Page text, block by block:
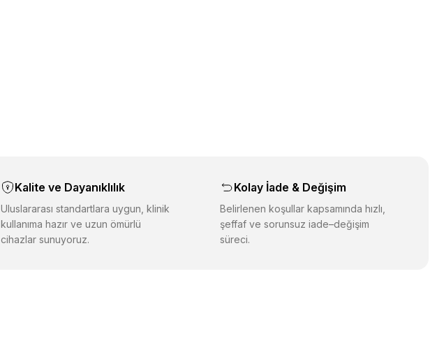
Kalite ve Dayanıklılık
Uluslararası standartlara uygun, klinik
kullanıma hazır ve uzun ömürlü
cihazlar sunuyoruz.
Kolay İade & Değişim
Belirlenen koşullar kapsamında hızlı,
şeffaf ve sorunsuz iade–değişim
süreci.